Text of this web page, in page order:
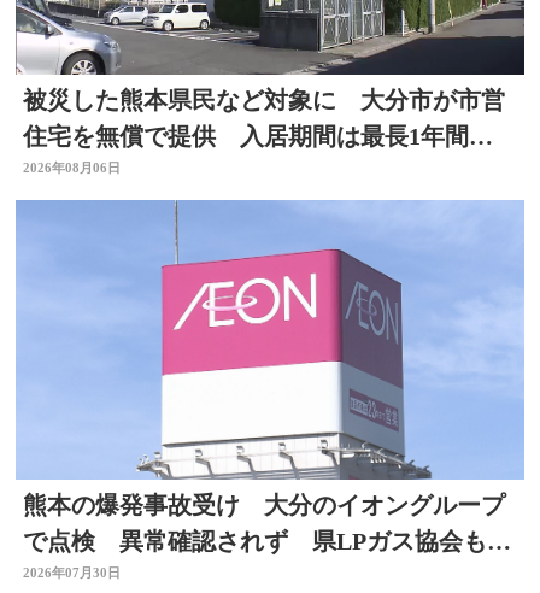
被災した熊本県民など対象に 大分市が市営
住宅を無償で提供 入居期間は最長1年間
【令和8年熊本地震】
2026年08月06日
熊本の爆発事故受け 大分のイオングループ
で点検 異常確認されず 県LPガス協会も安
全点検を通知
2026年07月30日